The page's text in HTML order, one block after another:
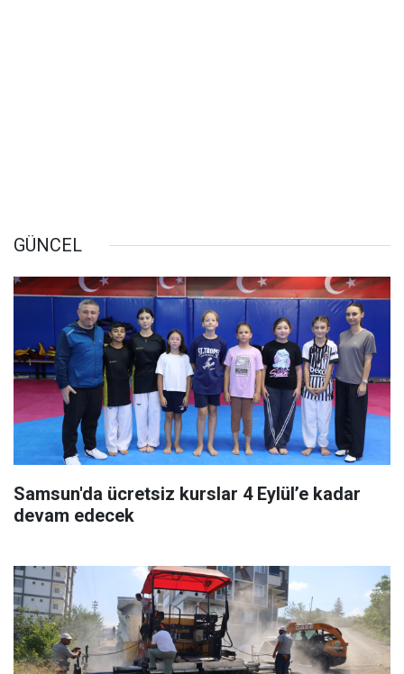
GÜNCEL
Samsun'da ücretsiz kurslar 4 Eylül’e kadar
devam edecek